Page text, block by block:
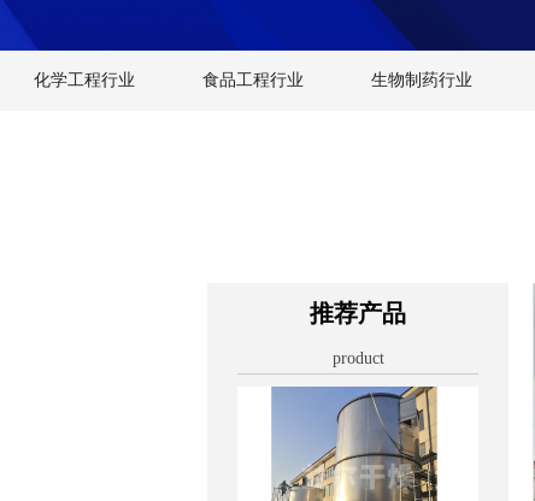
化学工程行业 食品工程行业 生物制药行业
推荐产品
product